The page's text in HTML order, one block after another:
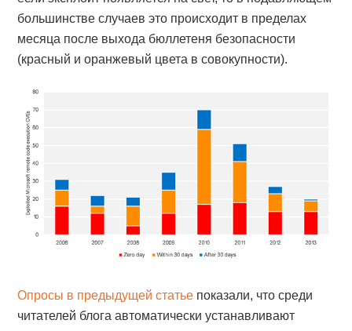
большинстве случаев это происходит в пределах
месяца после выхода бюллетеня безопасности
(красный и оранжевый цвета в совокупности).
Опросы в предыдущей статье показали, что среди
читателей блога автоматически устанавливают